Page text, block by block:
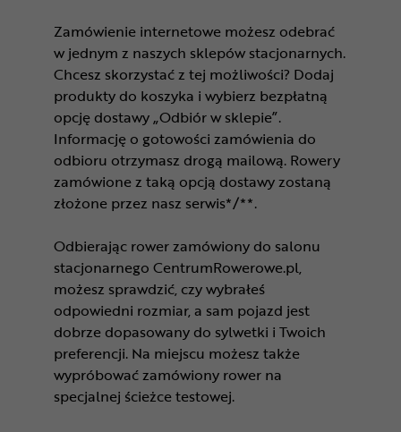
Zamówienie internetowe możesz odebrać
w jednym z naszych sklepów stacjonarnych.
Chcesz skorzystać z tej możliwości? Dodaj
produkty do koszyka i wybierz bezpłatną
opcję dostawy „Odbiór w sklepie”.
Informację o gotowości zamówienia do
odbioru otrzymasz drogą mailową. Rowery
zamówione z taką opcją dostawy zostaną
złożone przez nasz serwis*/**.
Odbierając rower zamówiony do salonu
stacjonarnego CentrumRowerowe.pl,
możesz sprawdzić, czy wybrałeś
odpowiedni rozmiar, a sam pojazd jest
dobrze dopasowany do sylwetki i Twoich
preferencji. Na miejscu możesz także
wypróbować zamówiony rower na
specjalnej ścieżce testowej.